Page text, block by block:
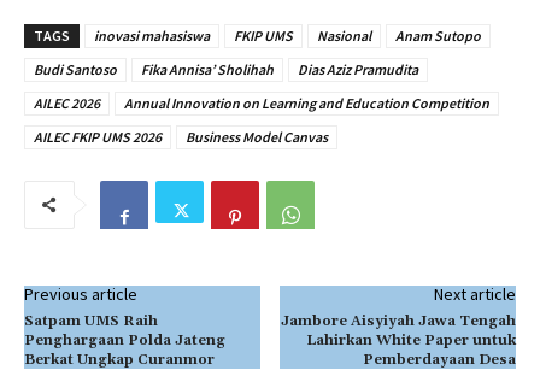
TAGS inovasi mahasiswa FKIP UMS Nasional
Anam Sutopo
Budi Santoso
Fika Annisa’ Sholihah
Dias Aziz Pramudita
AILEC 2026
Annual Innovation on Learning and Education Competition
AILEC FKIP UMS 2026
Business Model Canvas
Previous article
Satpam UMS Raih
Penghargaan Polda Jateng
Berkat Ungkap Curanmor
Next article
Jambore Aisyiyah Jawa Tengah
Lahirkan White Paper untuk
Pemberdayaan Desa